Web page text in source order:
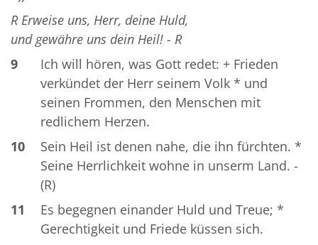
R Erweise uns, Herr, deine Huld,
und gewähre uns dein Heil! - R
9
Ich will hören, was Gott redet: + Frieden
verkündet der Herr seinem Volk * und
seinen Frommen, den Menschen mit
redlichem Herzen.
10
Sein Heil ist denen nahe, die ihn fürchten. *
Seine Herrlichkeit wohne in unserm Land. -
(R)
11
Es begegnen einander Huld und Treue; *
Gerechtigkeit und Friede küssen sich.